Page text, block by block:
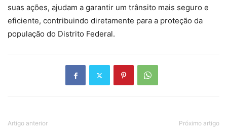
suas ações, ajudam a garantir um trânsito mais seguro e
eficiente, contribuindo diretamente para a proteção da
população do Distrito Federal.
Artigo anterior Próximo artigo